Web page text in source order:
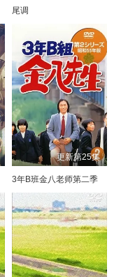
尾调
更新第25集
3年B班金八老师第二季